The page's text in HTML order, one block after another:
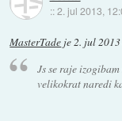
::2. jul 2013,
MasterTade je2. jul
Js se raje
velikokrat naredi